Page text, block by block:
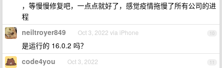
，等慢慢修复吧，一点点就好了，感觉疫情拖慢了所有公司的进
程
10
neiltroyer849 Oct 3, 2022 via iPhone
是运行的 16.0.2 吗？
11
code4you Oct 3, 2022